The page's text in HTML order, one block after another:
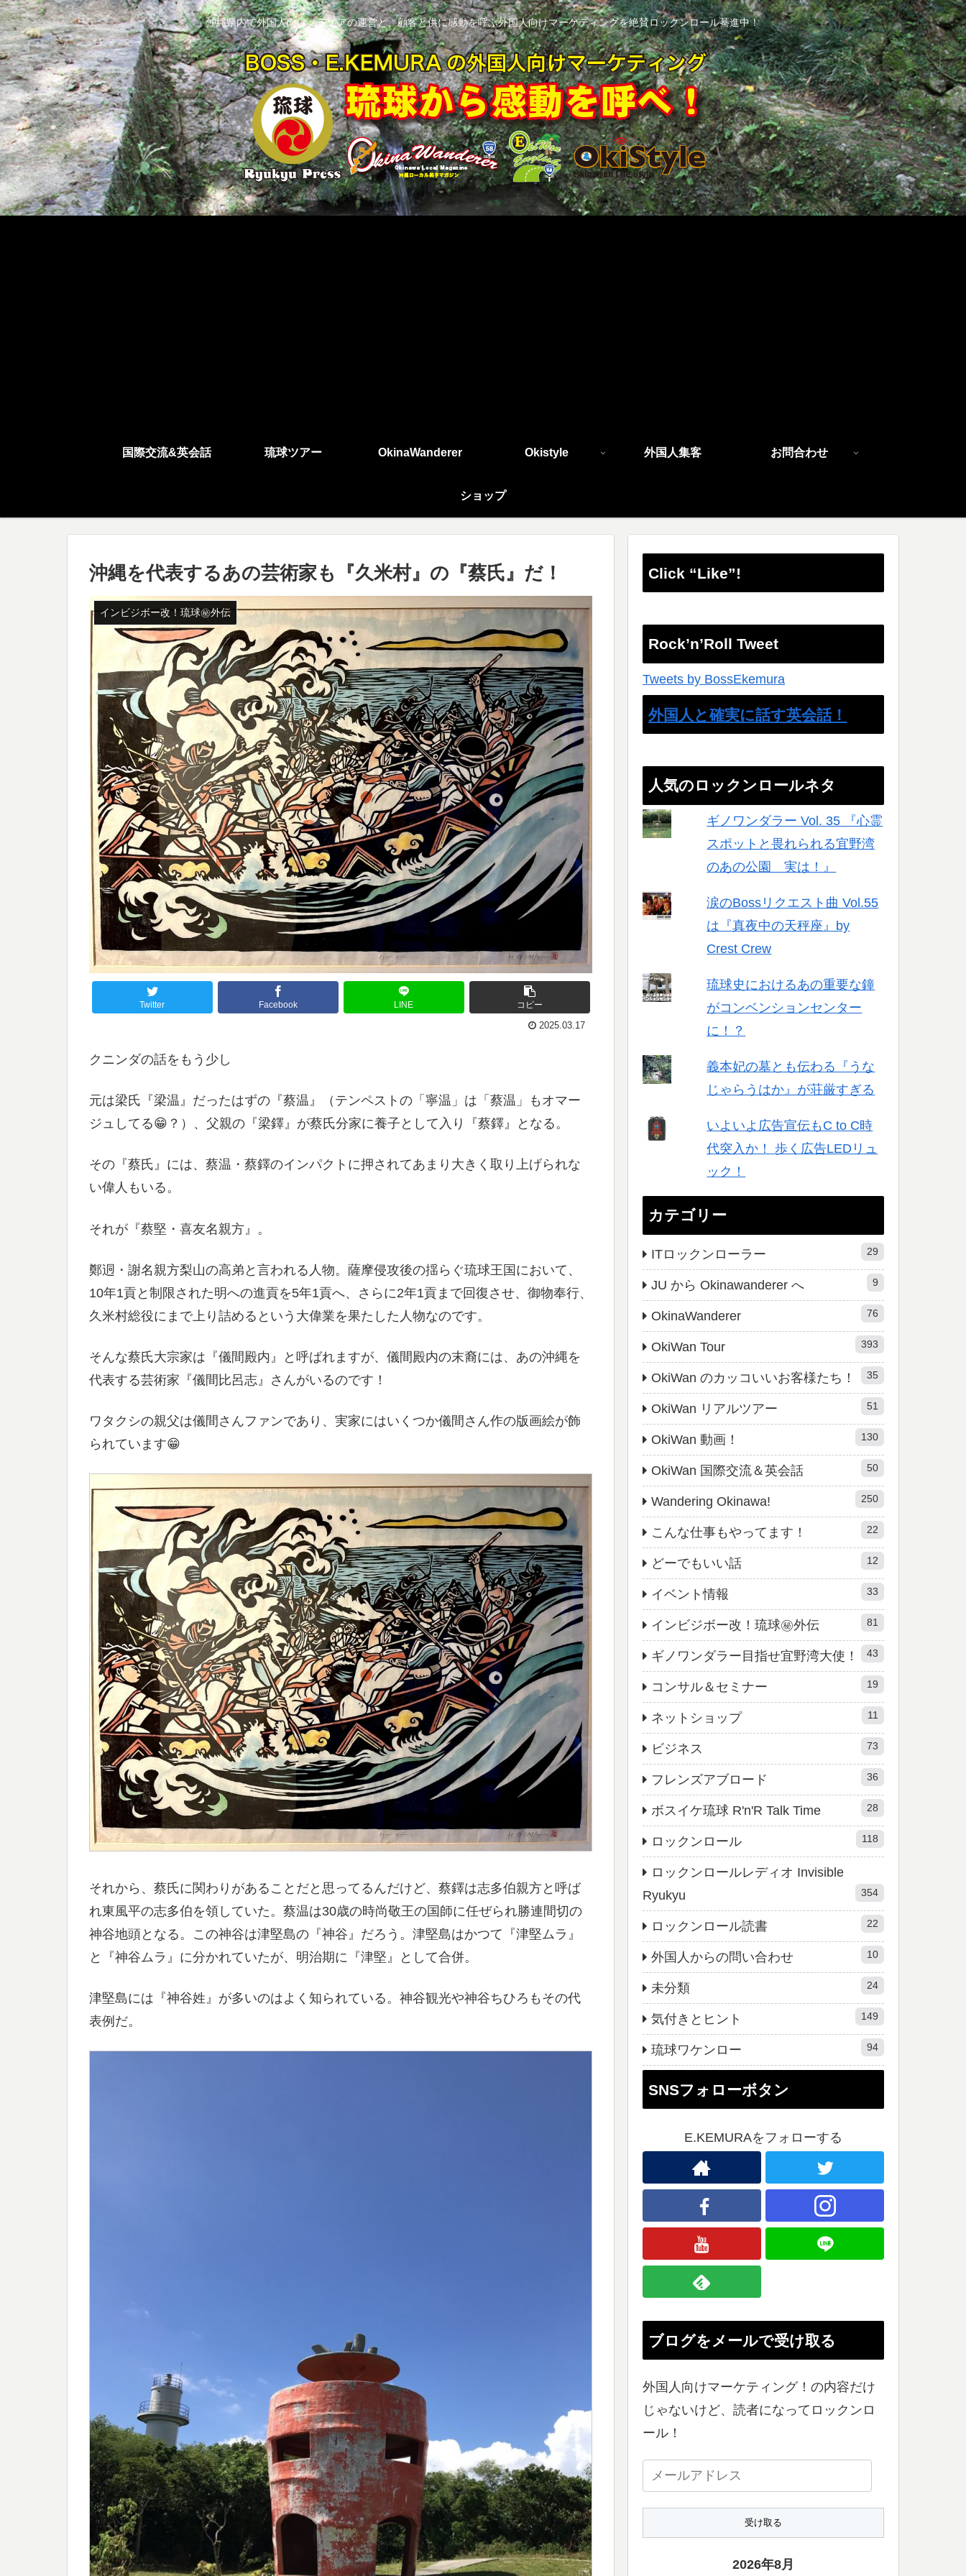
沖縄県内で外国人向けメディアの運営と、顧客と供に感動を呼ぶ外国人向けマーケティングを絶賛ロックンロール驀進中！
国際交流&英会話 琉球ツアー OkinaWanderer Okistyle 外国人集客 お問合わせ
ショップ
沖縄を代表するあの芸術家も『久米村』の『蔡氏』だ！
インビジボー改！琉球㊙︎外伝
Twitter Facebook LINE コピー
2025.03.17
クニンダの話をもう少し
元は梁氏『梁温』だったはずの『蔡温』（テンペストの「寧温」は「蔡温」もオマー
ジュしてる😁？）、父親の『梁鐸』が蔡氏分家に養子として入り『蔡鐸』となる。
その『蔡氏』には、蔡温・蔡鐸のインパクトに押されてあまり大きく取り上げられな
い偉人もいる。
それが『蔡堅・喜友名親方』。
鄭迵・謝名親方梨山の高弟と言われる人物。薩摩侵攻後の揺らぐ琉球王国において、
10年1貢と制限された明への進貢を5年1貢へ、さらに2年1貢まで回復させ、御物奉行、
久米村総役にまで上り詰めるという大偉業を果たした人物なのです。
そんな蔡氏大宗家は『儀間殿内』と呼ばれますが、儀間殿内の末裔には、あの沖縄を
代表する芸術家『儀間比呂志』さんがいるのです！
ワタクシの親父は儀間さんファンであり、実家にはいくつか儀間さん作の版画絵が飾
られています😁
それから、蔡氏に関わりがあることだと思ってるんだけど、蔡鐸は志多伯親方と呼ば
れ東風平の志多伯を領していた。蔡温は30歳の時尚敬王の国師に任ぜられ勝連間切の
神谷地頭となる。この神谷は津堅島の『神谷』だろう。津堅島はかつて『津堅ムラ』
と『神谷ムラ』に分かれていたが、明治期に『津堅』として合併。
津堅島には『神谷姓』が多いのはよく知られている。神谷観光や神谷ちひろもその代
表例だ。
Click “Like”!
Rock’n’Roll Tweet
Tweets by BossEkemura
外国人と確実に話す英会話！
人気のロックンロールネタ
ギノワンダラー Vol. 35 『心霊
スポットと畏れられる宜野湾
のあの公園 実は！』
涙のBossリクエスト曲 Vol.55
は『真夜中の天秤座』by
Crest Crew
琉球史におけるあの重要な鐘
がコンベンションセンター
に！？
義本妃の墓とも伝わる『うな
じゃらうはか』が荘厳すぎる
いよいよ広告宣伝もC to C時
代突入か！ 歩く広告LEDリュ
ック！
カテゴリー
ITロックンローラー 29
JU から Okinawanderer へ 9
OkinaWanderer 76
OkiWan Tour 393
OkiWan のカッコいいお客様たち！ 35
OkiWan リアルツアー 51
OkiWan 動画！ 130
OkiWan 国際交流＆英会話 50
Wandering Okinawa! 250
こんな仕事もやってます！ 22
どーでもいい話 12
イベント情報 33
インビジボー改！琉球㊙︎外伝 81
ギノワンダラー目指せ宜野湾大使！ 43
コンサル＆セミナー 19
ネットショップ 11
ビジネス 73
フレンズアブロード 36
ボスイケ琉球 R'n'R Talk Time 28
ロックンロール 118
ロックンロールレディオ Invisible
Ryukyu
354
ロックンロール読書 22
外国人からの問い合わせ 10
未分類 24
気付きとヒント 149
琉球ワケンロー 94
SNSフォローボタン
E.KEMURAをフォローする
ブログをメールで受け取る
外国人向けマーケティング！の内容だけ
じゃないけど、読者になってロックンロ
ール！
ー
ア
2026年8月